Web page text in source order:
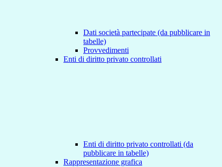
Dati società partecipate (da pubblicare in
tabelle)
Provvedimenti
Enti di diritto privato controllati
Enti di diritto privato controllati (da
pubblicare in tabelle)
Rappresentazione grafica